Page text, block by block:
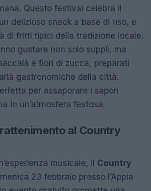
Questo festival celebra il
delizioso snack a base di riso, e
di fritti tipici della tradizione locale.
gustare non solo supplì, ma
e fiori di zucca, preparati
gastronomiche della città.
per assaporare i sapori
in un’atmosfera festosa.
al Country
musicale, il Country
23 febbraio presso l’Appia